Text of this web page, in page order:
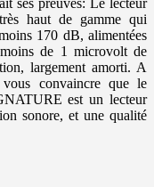
haut de gamme qui
170 dB, alimentées
de 1 microvolt de
largement amorti. A
convaincre que le
est un lecteur
sonore, et une qualité